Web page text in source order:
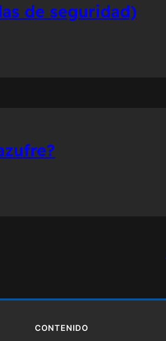
de seguridad)
CONTENIDO